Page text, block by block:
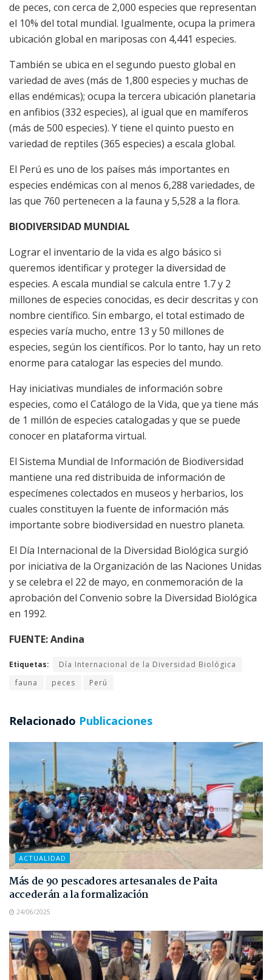
de peces, con cerca de 2,000 especies que representan
el 10% del total mundial. Igualmente, ocupa la primera
ubicación global en mariposas con 4,441 especies.
También se ubica en el segundo puesto global en
variedad de aves (más de 1,800 especies y muchas de
ellas endémicas); ocupa la tercera ubicación planetaria
en anfibios (332 especies), al igual que en mamíferos
(más de 500 especies). Y tiene el quinto puesto en
variedad de reptiles (365 especies) a escala global.
El Perú es uno de los países más importantes en
especies endémicas con al menos 6,288 variedades, de
las que 760 pertenecen a la fauna y 5,528 a la flora.
BIODIVERSIDAD MUNDIAL
Lograr el inventario de la vida es algo básico si
queremos identificar y proteger la diversidad de
especies. A escala mundial se calcula entre 1.7 y 2
millones de especies conocidas, es decir descritas y con
nombre científico. Sin embargo, el total estimado de
especies varía mucho, entre 13 y 50 millones de
especies, según los científicos. Por lo tanto, hay un reto
enorme para catalogar las especies del mundo.
Hay iniciativas mundiales de información sobre
especies, como el Catálogo de la Vida, que ya tiene más
de 1 millón de especies catalogadas y que se puede
conocer en plataforma virtual.
El Sistema Mundial de Información de Biodiversidad
mantiene una red distribuida de información de
especímenes colectados en museos y herbarios, los
cuales constituyen la fuente de información más
importante sobre biodiversidad en nuestro planeta.
El Día Internacional de la Diversidad Biológica surgió
por iniciativa de la Organización de las Naciones Unidas
y se celebra el 22 de mayo, en conmemoración de la
aprobación del Convenio sobre la Diversidad Biológica
en 1992.
FUENTE: Andina
Etiquetas:
Día Internacional de la Diversidad Biológica
fauna
peces Perú
Relacionado Publicaciones
ACTUALIDAD
Más de 90 pescadores artesanales de Paita
accederán a la formalización
24/06/2025